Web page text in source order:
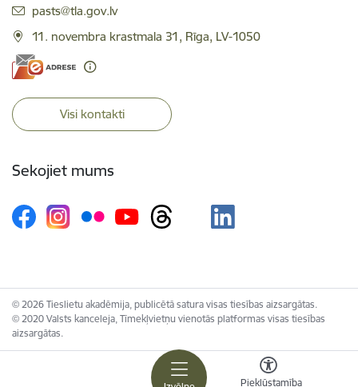
Piekļūstamība
E-pasts:
pasts@tla.gov.lv
11. novembra krastmala 31, Rīga, LV-1050
Visi kontakti
Sekojiet mums
© 2026 Tieslietu akadēmija, publicētā satura visas tiesības aizsargātas.
© 2020 Valsts kanceleja, Tīmekļvietņu vienotās platformas visas tiesības
aizsargātas.